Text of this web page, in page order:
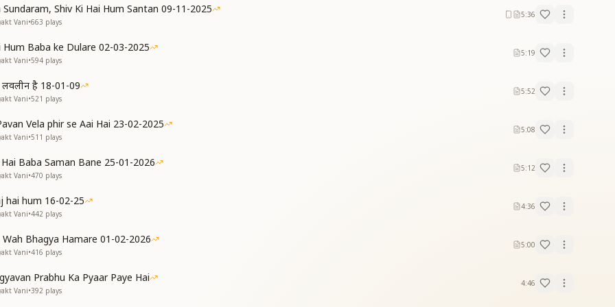
यही हो
बन जाए
रूप दिखाए
प्यारा
बन जाए
रूप दिखाए
Shiv Ki Hai Hum Santan 09-11-2025
Vani•663 plays
5:36
Hum Baba ke Dulare 02-03-2025
Vani•594 plays
5:19
है 18-01-09
Vani•521 plays
5:52
Vela phir se Aai Hai 23-02-2025
Vani•511 plays
5:08
Baba Saman Bane 25-01-2026
Vani•470 plays
5:12
hai hum 16-02-25
Vani•442 plays
4:36
Bhagya Hamare 01-02-2026
Vani•416 plays
5:00
Prabhu Ka Pyaar Paye Hai
Vani•392 plays
4:46